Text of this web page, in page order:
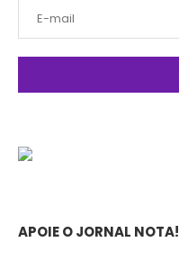
APOIE O JORNAL NOTA!